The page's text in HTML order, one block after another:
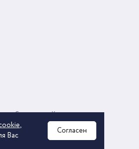
ГРУПП» «Торговая компания»
Соглашение
персональных данных
Контакты
,
Вас
Согласен